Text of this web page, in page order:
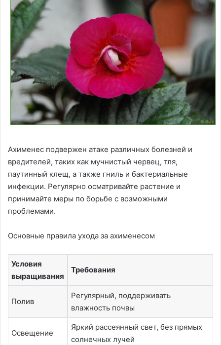
Ахименес подвержен атаке различных болезней и
вредителей, таких как мучнистый червец, тля,
паутинный клещ, а также гниль и бактериальные
инфекции. Регулярно осматривайте растение и
принимайте меры по борьбе с возможными
проблемами.
Основные правила ухода за ахименесом
Условия
выращивания
Требования
Полив
Регулярный, поддерживать
влажность почвы
Освещение
Яркий рассеянный свет, без прямых
солнечных лучей